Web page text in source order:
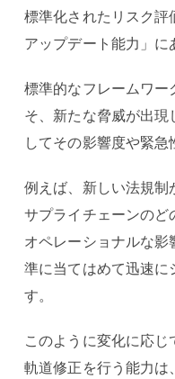
標準化されたリスク評
アップデート能力」に
標準的なフレームワー
そ、新たな脅威が出
してその影響度や緊急
例えば、新しい法規制
サプライチェーンのど
オペレーショナルな
準に当てはめて迅速に
す。
このように変化に応
軌道修正を行う能力は